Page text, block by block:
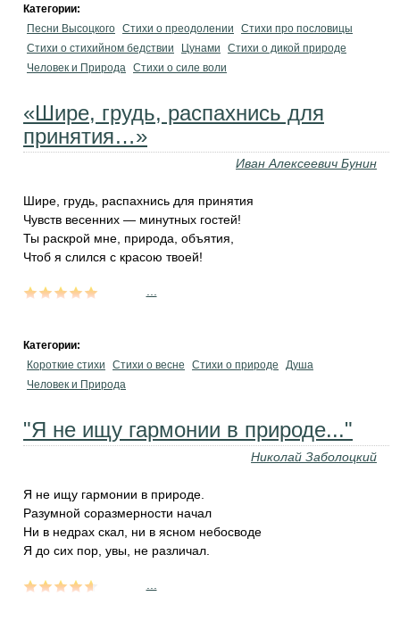
Категории:
Песни Высоцкого Стихи о преодолении
Стихи про пословицы
Стихи о стихийном бедствии
Цунами
Стихи о дикой природе
Человек и Природа Стихи о силе воли
«Шире, грудь, распахнись для
принятия…»
Иван Алексеевич Бунин
Шире, грудь, распахнись для принятия
Чувств весенних — минутных гостей!
Ты раскрой мне, природа, объятия,
Чтоб я слился с красою твоей!
Категории:
Короткие стихи
Стихи о весне Стихи о природе
Душа
Человек и Природа
"Я не ищу гармонии в природе..."
Николай Заболоцкий
Я не ищу гармонии в природе.
Разумной соразмерности начал
Ни в недрах скал, ни в ясном небосводе
Я до сих пор, увы, не различал.